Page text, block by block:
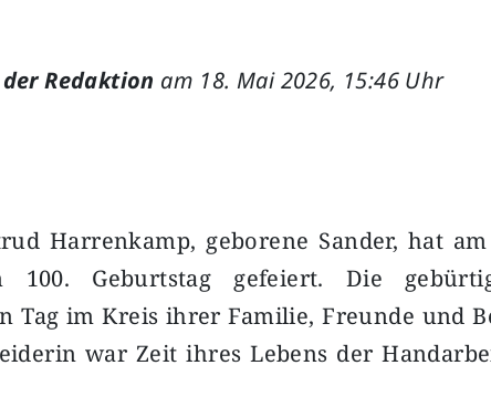
Redaktion am 18. Mai 2026, 15:46 Uhr
Harrenkamp, geborene Sander, hat
100. Geburtstag gefeiert. Die
Tag im Kreis ihrer Familie, Freunde und
war Zeit ihres Lebens der